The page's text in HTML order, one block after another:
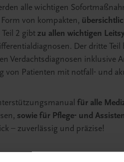
alle wichtigen
von kompakten,
2 gibt zu allen wichtigen
Der dritte
Verdachtsdiagnosen inklusive
von Patienten mit notfall- und
für alle
sowie für Pflege- und
– zuverlässig und präzise!